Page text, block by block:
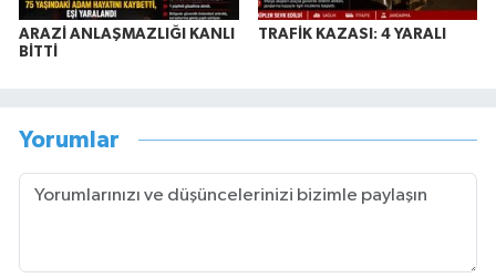
ARAZİ ANLAŞMAZLIĞI KANLI
BİTTİ
TRAFİK KAZASI: 4 YARALI
Yorumlar